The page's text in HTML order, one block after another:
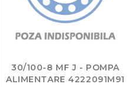
30/100-8 MF J - POMPA
ALIMENTARE 4222091M91